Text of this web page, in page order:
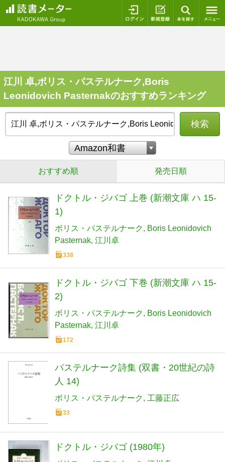
ログイン 新規登録
江川 卓,ボリス・パステルナーク,Boris
Leonidovich Pasternakのおすすめランキング
検索
おすすめ順 発売日順
ドクトル・ジバゴ 上巻 (新潮文庫 ハ 15-
1)
ボリス・パステルナーク
Boris Leonidovich
Pasternak 江川卓
338
ドクトル・ジバゴ 下巻 (新潮文庫 ハ 15-
2)
ボリス・パステルナーク
Boris Leonidovich
Pasternak 江川卓
172
パステルナーク詩集 (双書・20世紀の詩
人 14)
ボリス・パステルナーク 工藤正広
33
ドクトル・ジバゴ (1980年)